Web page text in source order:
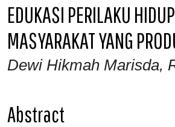
EDUKASI PERILAKU
MASYARAKAT YANG
Dewi Hikmah Marisda,
Abstract